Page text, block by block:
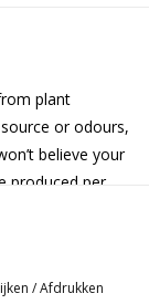
plant
or odours,
believe your
produced per
/Afdrukken